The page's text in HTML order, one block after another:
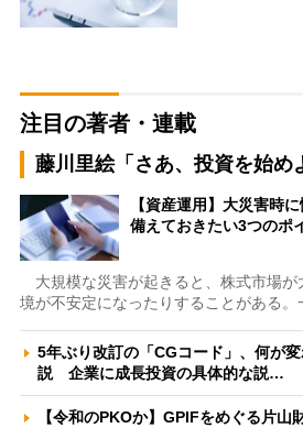
注目の著者・連載
藤川里絵「さあ、投資を始め
【資産運用】大災害時
備えておきたい3つのポ
大規模な災害が起きると、株式市場が
境が不安定になったりすることがある
5年ぶり改訂の「CGコード」、何が
説 企業に成長投資の具体的な説…
【令和のPKOか】GPIFをめぐる片山